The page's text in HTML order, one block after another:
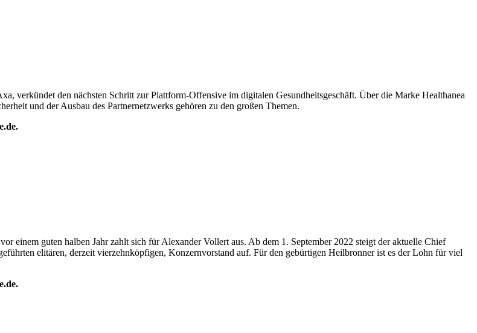
verkündet den nächsten Schritt zur Plattform-Offensive im digitalen Gesundheitsgeschäft. Über die Marke Healthanea
und der Ausbau des Partnernetzwerks gehören zu den großen Themen.
einem guten halben Jahr zahlt sich für Alexander Vollert aus. Ab dem 1. September 2022 steigt der aktuelle Chief
elitären, derzeit vierzehnköpfigen, Konzernvorstand auf. Für den gebürtigen Heilbronner ist es der Lohn für viel